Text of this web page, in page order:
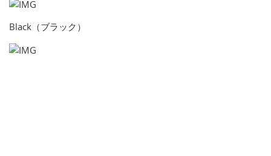
Black（ブラック）